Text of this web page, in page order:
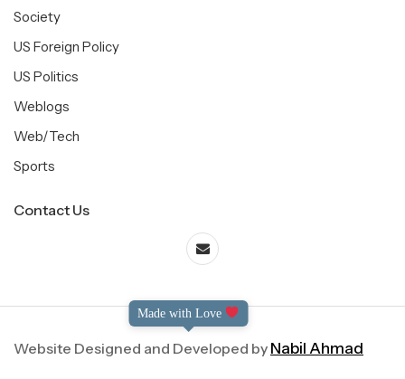
Society
US Foreign Policy
US Politics
Weblogs
Web/Tech
Sports
Contact Us
Website Designed and Developed by Nabil Ahmad
Made with Love